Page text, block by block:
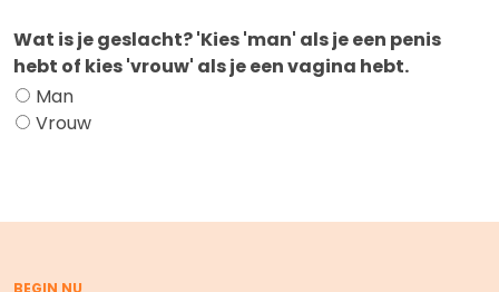
Wat is je geslacht? 'Kies 'man' als je een penis
hebt of kies 'vrouw' als je een vagina hebt.
Man
Vrouw
BEGIN NU